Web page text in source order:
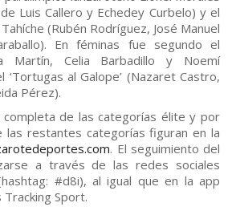
Luis Callero y Echedey Curbelo) y el
(Rubén Rodríguez, José Manuel
En féminas fue segundo el
Martín, Celia Barbadillo y Noemí
al Galope’ (Nazaret Castro,
Pérez).
completa de las categorías élite y por
las restantes categorías figuran en la
. El seguimiento del
a través de las redes sociales
#d8i), al igual que en la app
Sport.